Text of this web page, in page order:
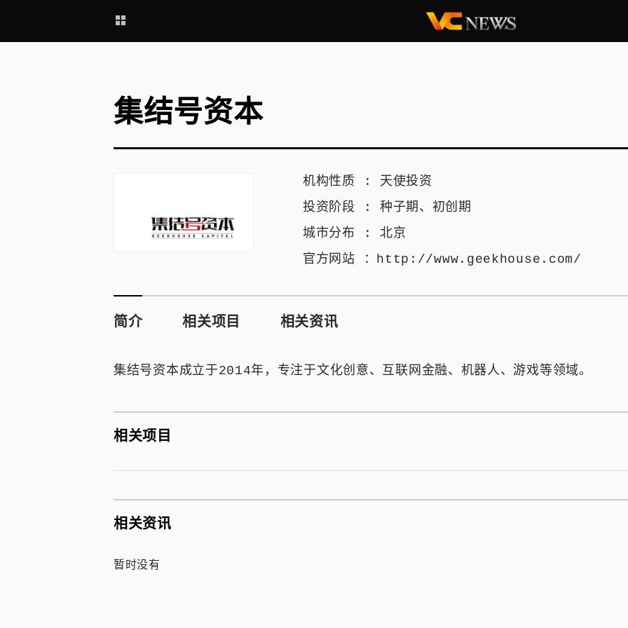
集结号资本
机构性质 : 天使投资
投资阶段 : 种子期、 初创期
城市分布 : 北京
官方网站 ： http://www.geekhouse.com/
简介 相关项目 相关资讯
集结号资本成立于2014年，专注于文化创意、互联网金融、机器人、游戏等领域。
相关项目
相关资讯
暂时没有